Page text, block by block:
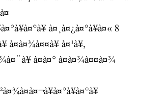
à¤¸à¤¿à¤°à¥à¤« 8
à¤à¤¾à¤¤à¥ à¤¹à¥,
à¤­à¤° à¤à¤¾à¤¤à¤¾